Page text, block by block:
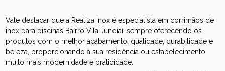
Vale destacar que a Realiza Inox é especialista em corrimãos de
inox para piscinas Bairro Vila Jundiaí, sempre oferecendo os
produtos com o melhor acabamento, qualidade, durabilidade e
beleza, proporcionando à sua residência ou estabelecimento
muito mais modernidade e praticidade.